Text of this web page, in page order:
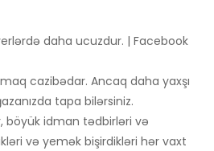
daha ucuzdur. | Facebook
cazibədar. Ancaq daha yaxşı
tapa bilərsiniz.
böyük idman tədbirləri və
və yemək bişirdikləri hər vaxt